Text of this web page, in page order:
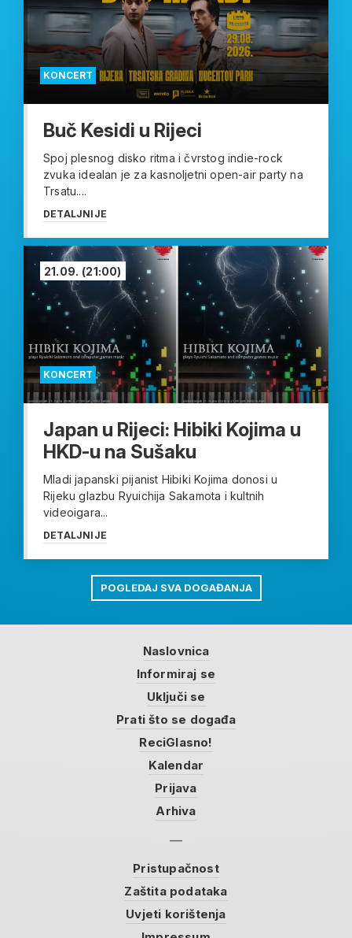
KONCERT
Buč Kesidi u Rijeci
Spoj plesnog disko ritma i čvrstog indie-rock
zvuka idealan je za kasnoljetni open-air party na
Trsatu....
DETALJNIJE
KONCERT
21.09. (21:00)
Japan u Rijeci: Hibiki Kojima u
HKD-u na Sušaku
Mladi japanski pijanist Hibiki Kojima donosi u
Rijeku glazbu Ryuichija Sakamota i kultnih
videoigara...
DETALJNIJE
POGLEDAJ SVA DOGAĐANJA
Naslovnica
Informiraj se
Uključi se
Prati što se događa
ReciGlasno!
Kalendar
Prijava
Arhiva
Pristupačnost
Zaštita podataka
Uvjeti korištenja